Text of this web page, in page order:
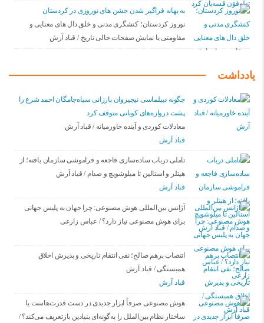
به بهانه فراگیر شدن جشن های نوروزی در کردستان
نوروز کردستان؛ کنشگری مدنی و خلق دال های معنایی و
مقاومتی یا نمایش صفحات خالی تاریخ / قباد آرش
یادداشت
چگونه دیپلماسی نیچیروان بارزانی سیاەجامگان احمد شرع را
پشت دروازەهای کوبانی متوقف کرد
معادلات کوردی و آینده خاورمیانه / قباد آرش
قباد آرش
تاملی درباب سادەسازی فاجعە و فراموشی سازمان یافتە؛ از
هیتلر و استالین تا میلوشویچ و صدام / قباد آرش
قباد آرش
آژانس بین‌المللی هوش مصنوعی: چرا جهان به پلیس جهانی
برای هوش مصنوعی نیاز دارد؟ / عباس زارعی
انتصاب برهم صالح؛ نفی انتقام تاریخی و پذیرش اخلاق
همبستگی / قباد آرش
قباد آرش
هوش مصنوعی صرفاً ابزار جدیدی در دست قدرت‌هاست یا
ساختار نظام بین‌الملل را به‌گونه‌ای بنیادین بازتعریف می‌کند؟ /